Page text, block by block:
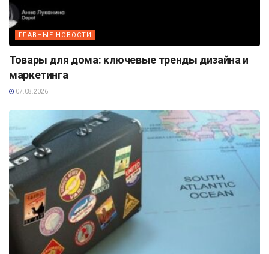
ГЛАВНЫЕ НОВОСТИ
Товары для дома: ключевые тренды дизайна и
маркетинга
07.08.2026